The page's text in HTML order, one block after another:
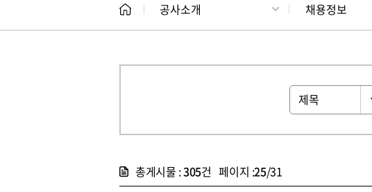
공사소개 채용정보
총게시물 :305건 페이지 :25/31